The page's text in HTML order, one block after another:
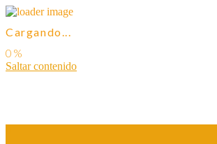
Cargando...
Saltar contenido